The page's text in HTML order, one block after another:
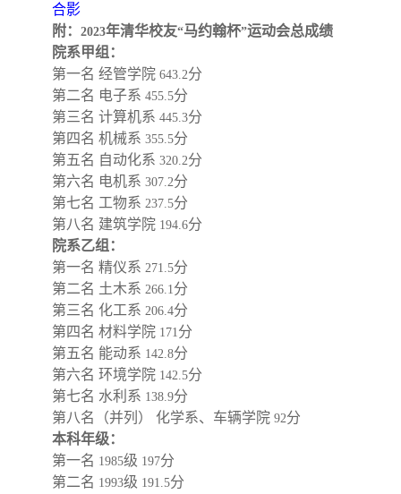
合影
附： 2023年清华校友“马约翰杯”运动会总成绩
院系甲组：
第一名 经管学院 643.2分
第二名 电子系 455.5分
第三名 计算机系 445.3分
第四名 机械系 355.5分
第五名 自动化系 320.2分
第六名 电机系 307.2分
第七名 工物系 237.5分
第八名 建筑学院 194.6分
院系乙组：
第一名 精仪系 271.5分
第二名 土木系 266.1 分
第三名 化工系 206.4分
第四名 材料学院 171 分
第五名 能动系 142.8分
第六名 环境学院 142.5分
第七名 水利系 138.9分
第八名（并列） 化学系、车辆学院 92分
本科年级：
第一名 1985级 197分
第二名 1993级 191.5分